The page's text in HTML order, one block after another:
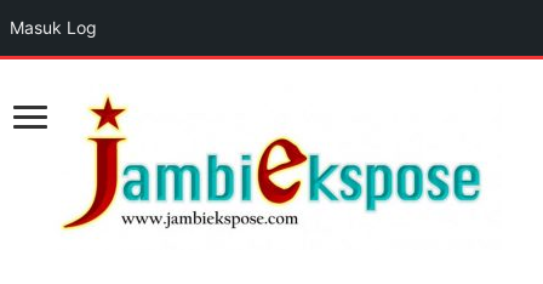
Masuk Log